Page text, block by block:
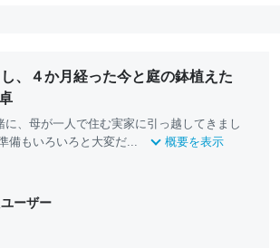
、４か月経った今と庭の鉢植えた
に、母が一人で住む実家に引っ越してきまし
備もいろいろと大変だ... 概要を表示
ーザー